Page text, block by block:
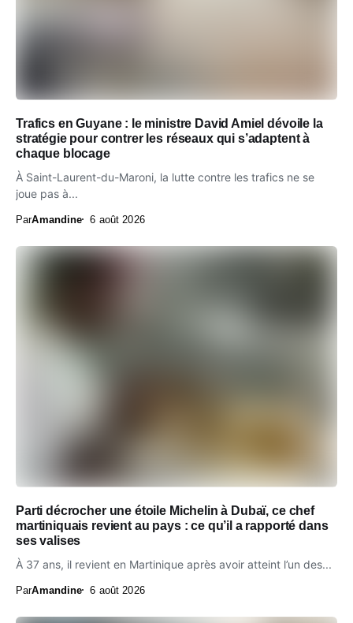
Trafics en Guyane : le ministre David Amiel dévoile la
stratégie pour contrer les réseaux qui s’adaptent à
chaque blocage
À Saint-Laurent-du-Maroni, la lutte contre les trafics ne se
joue pas à...
ParAmandine 6 août 2026
Parti décrocher une étoile Michelin à Dubaï, ce chef
martiniquais revient au pays : ce qu’il a rapporté dans
ses valises
À 37 ans, il revient en Martinique après avoir atteint l’un des...
ParAmandine 6 août 2026